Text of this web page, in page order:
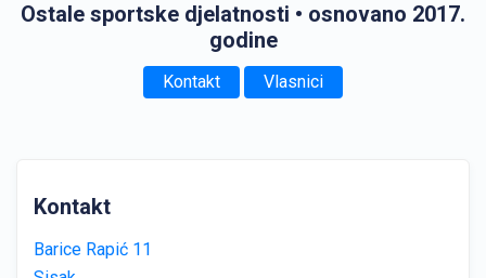
Ostale sportske djelatnosti • osnovano 2017.
godine
Kontakt Vlasnici
Kontakt
Barice Rapić 11